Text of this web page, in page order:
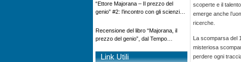
“Ettore Majorana ‒ Il prezzo del
genio” #2: l’incontro con gli scienziati
Recensione del libro “Majorana, il
prezzo del genio”, dal Tempo
Link Utili
scoperte e il
emerge anche
ricerche.
La scomparsa del
misteriosa
perdere ogni